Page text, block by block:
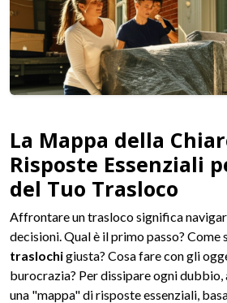
La Mappa della
Risposte Essenziali
del Tuo Trasloco
Affrontare un trasloco significa
decisioni. Qual è il primo passo? Come
traslochigiusta? Cosa fare con gli
burocrazia? Per dissipare ogni
una "mappa" di risposte essenziali,